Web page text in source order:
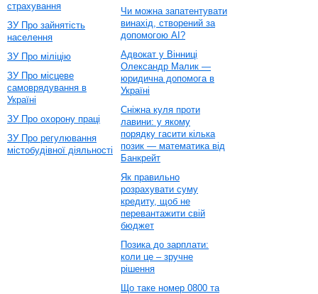
страхування
ЗУ Про зайнятість
населення
ЗУ Про міліцію
ЗУ Про місцеве
самоврядування в
Україні
ЗУ Про охорону праці
ЗУ Про регулювання
містобудівної діяльності
Чи можна запатентувати
винахід, створений за
допомогою AI?
Адвокат у Вінниці
Олександр Малик —
юридична допомога в
Україні
Сніжна куля проти
лавини: у якому
порядку гасити кілька
позик — математика від
Банкрейт
Як правильно
розрахувати суму
кредиту, щоб не
перевантажити свій
бюджет
Позика до зарплати:
коли це – зручне
рішення
Що таке номер 0800 та